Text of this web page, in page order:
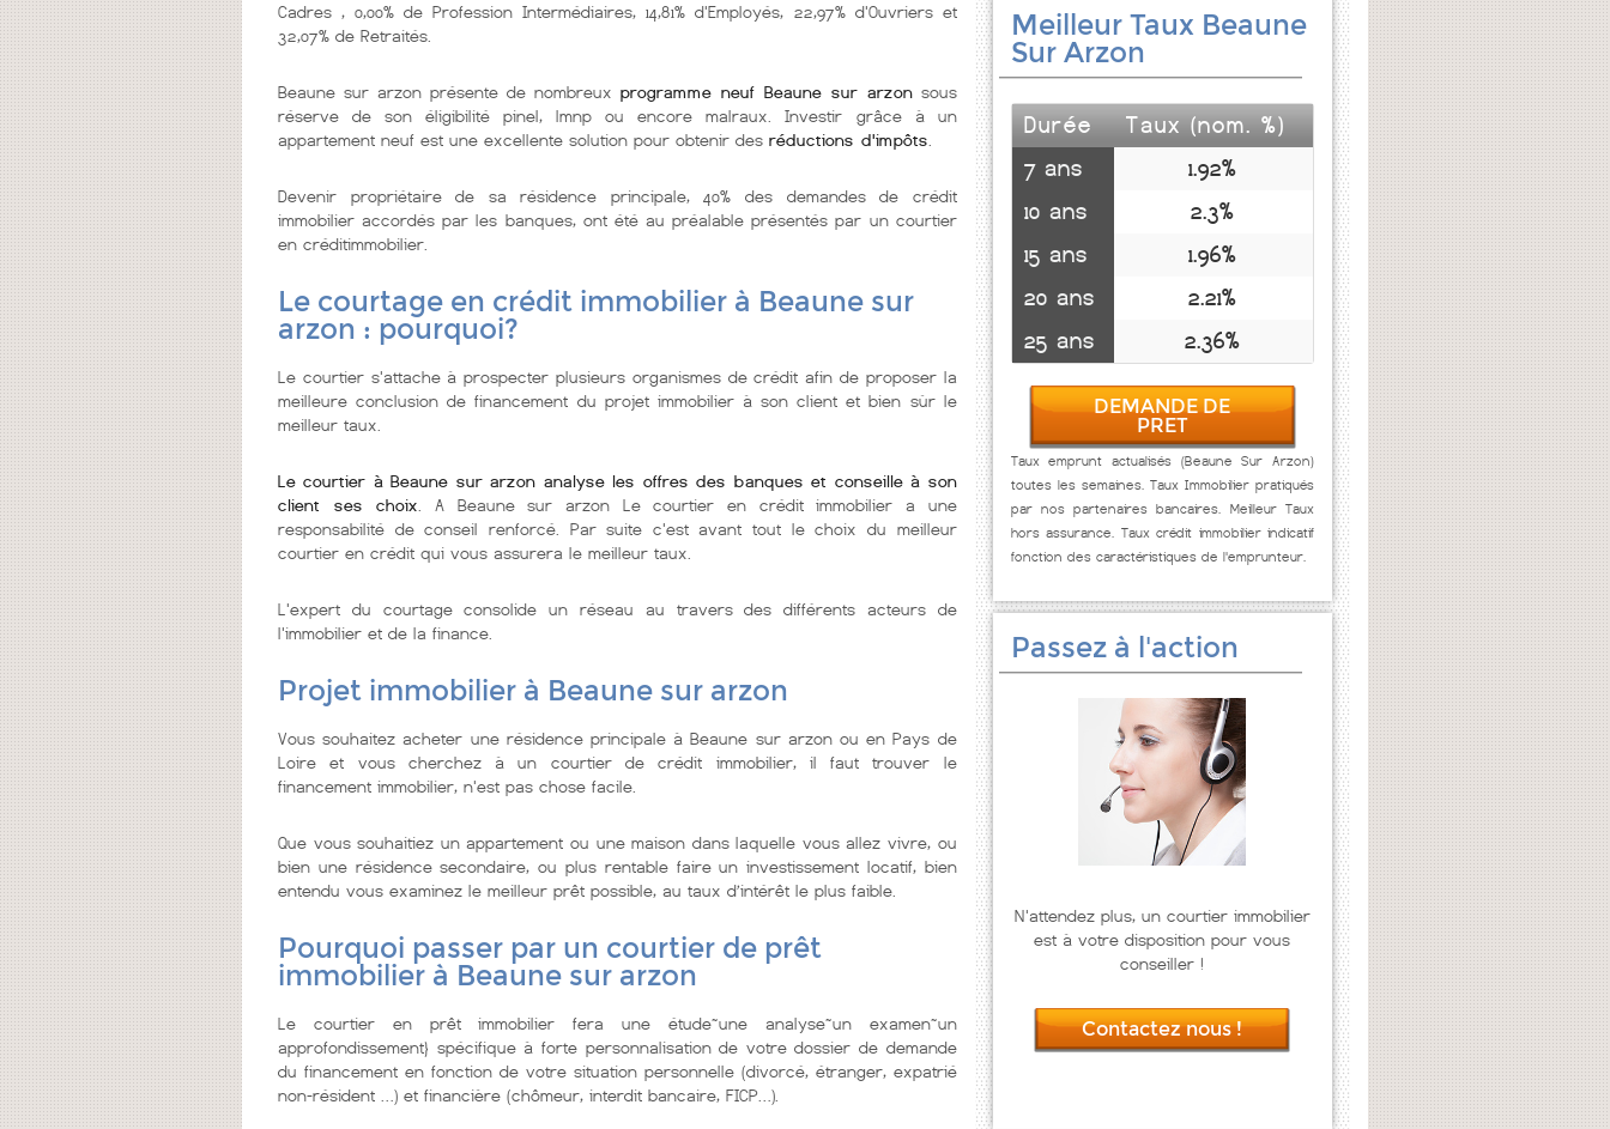
Cadres , 0,00% de Profession Intermédiaires, 14,81% d'Employés, 22,97% d'Ouvriers et
32,07% de Retraités.
Beaune sur arzon présente de nombreux programme neuf Beaune sur arzonsous
réserve de son éligibilité pinel, lmnp ou encore malraux. Investir grâce à un
appartement neuf est une excellente solution pour obtenir des réductions d'impôts
Devenir propriétaire de sa résidence principale, 40% des demandes de crédit
immobilier accordés par les banques, ont été au préalable présentés par un courtier
en créditimmobilier.
Le courtage en crédit immobilier à Beaune sur
arzon : pourquoi?
Le courtier s'attache à prospecter plusieurs organismes de crédit afin de proposer la
meilleure conclusion de financement du projet immobilier à son client et bien sùr le
meilleur taux.
Le courtier à Beaune sur arzon analyse les offres des banques et conseille à son
client ses choix . A Beaune sur arzon Le courtier en crédit immobilier a une
responsabilité de conseil renforcé. Par suite c'est avant tout le choix du meilleur
courtier en crédit qui vous assurera le meilleur taux.
L'expert du courtage consolide un réseau au travers des différents acteurs de
l'immobilier et de la finance.
Projet immobilier à Beaune sur arzon
Vous souhaitez acheter une résidence principale à Beaune sur arzon ou en Pays de
Loire et vous cherchez à un courtier de crédit immobilier, il faut trouver le
financement immobilier, n'est pas chose facile.
Que vous souhaitiez un appartement ou une maison dans laquelle vous allez vivre, ou
bien une résidence secondaire, ou plus rentable faire un investissement locatif, bien
entendu vous examinez le meilleur prêt possible, au taux d’intérêt le plus faible.
Pourquoi passer par un courtier de prêt
immobilier à Beaune sur arzon
Le courtier en prêt immobilier fera une étude~une analyse~un examen~un
approfondissement} spécifique à forte personnalisation de votre dossier de demande
du financement en fonction de votre situation personnelle (divorcé, étranger, expatrié
non-résident …) et financière (chômeur, interdit bancaire, FICP…).
Meilleur Taux Beaune
Sur Arzon
Durée
Taux (nom. %)
7 ans
1.92%
10 ans
2.3%
15 ans
1.96%
20 ans
2.21%
25 ans
2.36%
DEMANDE DE
PRET
Taux emprunt actualisés (Beaune Sur Arzon)
toutes les semaines. Taux Immobilier pratiqués
par nos partenaires bancaires. Meilleur Taux
hors assurance. Taux crédit immobilier indicatif
fonction des caractéristiques de l'emprunteur.
Passez à l'action
N'attendez plus, un courtier immobilier
est à votre disposition pour vous
conseiller !
Contactez nous !